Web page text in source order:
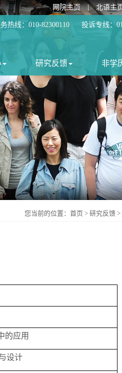
网院主页|北语主
热线：010-82300110 投诉专线：
研究反馈 非学
您当前的位置： 首页 > 研究反馈 >
的应用
设计